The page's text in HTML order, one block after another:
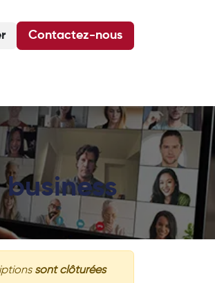
Contactez-nous
sont clôturées